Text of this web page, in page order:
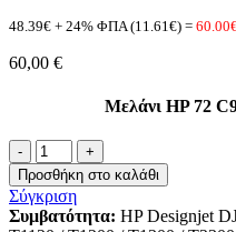
48.39€ + 24% ΦΠΑ (11.61€) =
60,00 €
Μελάνι HP 72
HP
72
C9399A
megenta
Προσθήκη στο καλάθι
Σύγκριση
Συμβατότητα: HP Designjet